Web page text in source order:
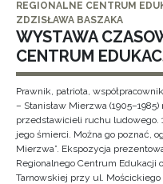
REGIONALNE CENTRUM
ZDZISŁAWA BASZAKA
WYSTAWA
CENTRUM
Prawnik, patriota,
– Stanisław Mierzwa
przedstawicieli ruchu ludowego.
jego śmierci. Można go poznać,
Mierzwa”. Ekspozycja
Regionalnego Centrum
Tarnowskiej przy ul. Mościckiego